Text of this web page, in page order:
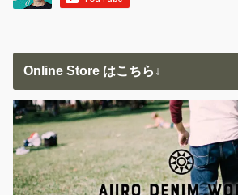
Online Store はこちら↓